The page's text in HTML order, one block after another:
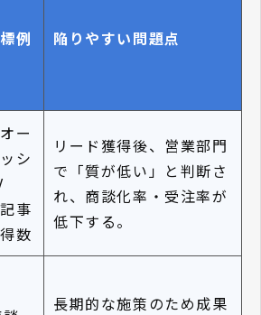
例 陥りやすい問題点
ー
シ
事
数
リード獲得後、営業部門
で「質が低い」と判断さ
れ、商談化率・受注率が
低下する。
長期的な施策のため成果